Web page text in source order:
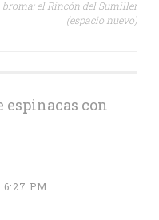
broma: el Rincón del Sumiller
(espacio nuevo)
espinacas con
6:27 PM